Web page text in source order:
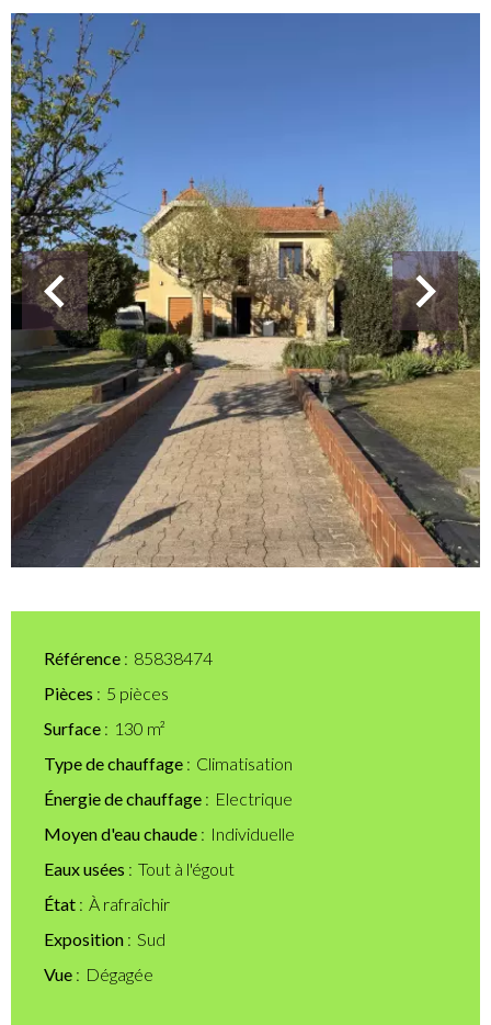
Référence
85838474
Pièces
5 pièces
Surface
130 m²
Type de chauffage
Climatisation
Énergie de chauffage
Electrique
Moyen d'eau chaude
Individuelle
Eaux usées
Tout à l'égout
État
À rafraîchir
Exposition
Sud
Vue
Dégagée